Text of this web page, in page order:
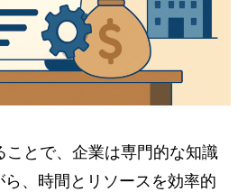
ことで、企業は専門的な知識
ら、時間とリソースを効率的